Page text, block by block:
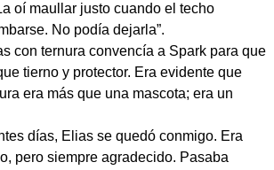
oí maullar justo cuando el techo
No podía dejarla”.
con ternura convencía a Spark para que
tierno y protector. Era evidente que
era más que una mascota; era un
días, Elias se quedó conmigo. Era
pero siempre agradecido. Pasaba